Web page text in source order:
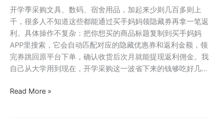
利？
蜜
源
邀
请
码
的
开学季采购文具、数码、宿舍用品，加起来少则几百多则上
千，很多人不知道这些都能通过买手妈妈领隐藏券再拿一笔返
利。具体操作不复杂：把你想买的商品标题复制到买手妈妈
APP里搜索，它会自动匹配对应的隐藏优惠券和返利金额，领
完券跳回原平台下单，确认收货后次月就能提现返利佣金。我
自己从大学用到现在，开学采购这一波省下来的钱够吃好几…
学
Read More »